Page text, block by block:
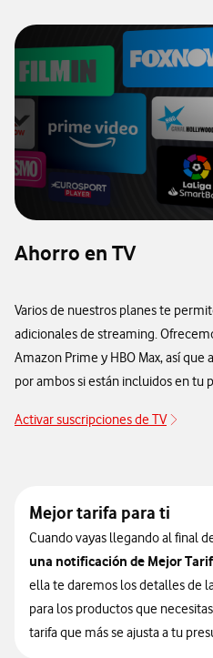
Ahorro en TV
Varios de nuestros planes te
adicionales de streaming.
Amazon Prime y HBO Max, así
por ambos si están incluidos en tu
Activar suscripciones de TV
Mejor tarifa para ti
Cuando vayas llegando al final
una notificación de Mejor
ella te daremos los detalles de
para los productos que
tarifa que más se ajusta a tu